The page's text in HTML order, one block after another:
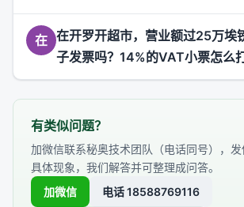
在 在开罗开超市，营业额过25万埃
子发票吗？14%的VAT小票怎么
有类似问题？
加微信联系秘奥技术团队（电话同号），
具体现象，我们解答并可整理成问答。
加微信
电话 18588769116